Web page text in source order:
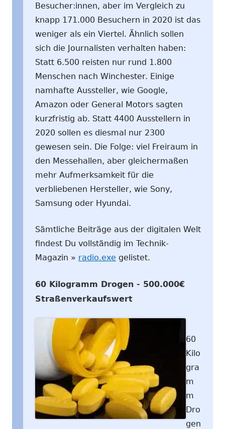
Besucher:innen, aber im Vergleich zu
knapp 171.000 Besuchern in 2020 ist das
weniger als ein Viertel. Ähnlich sollen
sich die Journalisten verhalten haben:
Statt 6.500 reisten nur rund 1.800
Menschen nach Winchester. Einige
namhafte Aussteller, wie Google,
Amazon oder General Motors sagten
kurzfristig ab. Statt 4400 Ausstellern in
2020 sollen es diesmal nur 2300
gewesen sein. Die Folge: viel Freiraum in
den Messehallen, aber gleichermaßen
mehr Aufmerksamkeit für die
verbliebenen Hersteller, wie Sony,
Samsung oder Hyundai.
Sämtliche Beiträge aus der digitalen Welt
findest Du vollständig im Technik-
Magazin » radio.exe gelistet.
60 Kilogramm Drogen - 500.000€
Straßenverkaufswert
60
Kilo
gra
m
m
Dro
gen